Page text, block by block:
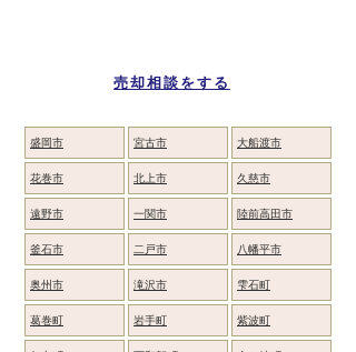
売却相談をする
盛岡市
花巻市
遠野市
釜石市
奥州市
葛巻町
宮古市
北上市
一関市
二戸市
滝沢市
岩手町
大船渡市
久慈市
陸前高田市
八幡平市
雫石町
紫波町